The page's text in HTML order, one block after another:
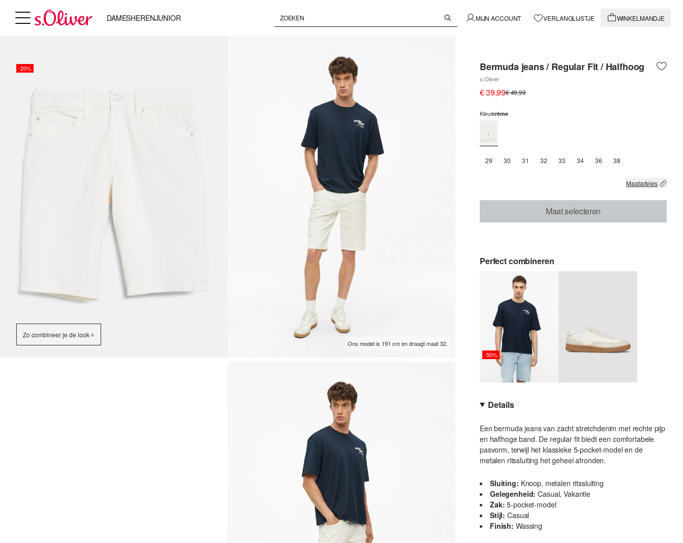
DAMESHERENJUNIOR MIJN ACCOUNT VERLANGLIJSTJE WINKELMANDJE
-20%
Zo combineer je de look
Ons model is 191 cm en draagt maat 32.
Bermuda jeans / Regular Fit / Halfhoog
s.Oliver
€ 39,99€ 49,99
Kleurcrème
29 30 31 32 33 34 36 38
Maatadvies
Maat selecteren
Perfect combineren
-50%
Details
Een bermuda jeans van zacht stretchdenim met rechte pijp
en halfhoge band. De regular fit biedt een comfortabele
pasvorm, terwijl het klassieke 5-pocket-model en de
metalen ritssluiting het geheel afronden.
Sluiting: Knoop, metalen ritssluiting
Gelegenheid: Casual, Vakantie
Zak: 5-pocket-model
Stijl: Casual
Finish: Wassing